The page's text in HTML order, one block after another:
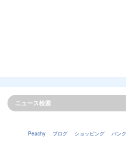
Peachy ブログ ショッピング バンク